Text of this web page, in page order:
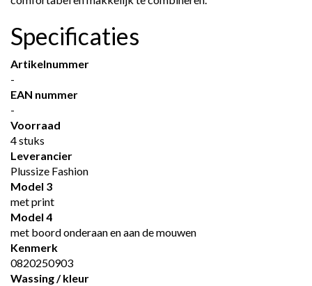
Specificaties
Artikelnummer
-
EAN nummer
-
Voorraad
4 stuks
Leverancier
Plussize Fashion
Model 3
met print
Model 4
met boord onderaan en aan de mouwen
Kenmerk
0820250903
Wassing / kleur